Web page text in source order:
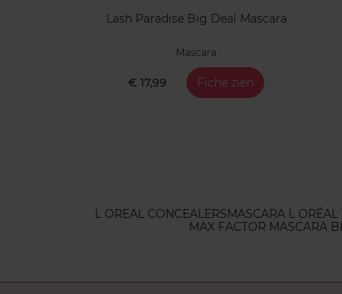
Lash Paradise Big Deal Mascara
Mascara
€ 17,99 Fiche zien
L OREAL CONCEALERSMASCARA L ORÉAL
MAX FACTOR MASCARA